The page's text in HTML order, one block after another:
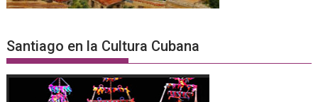
Santiago en la Cultura Cubana